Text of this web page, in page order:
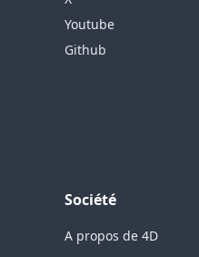
Youtube
Github
Société
A propos de 4D